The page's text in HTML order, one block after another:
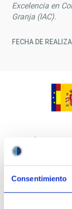
Consentimiento
Excelencia en
Granja (IAC).
FECHA DE